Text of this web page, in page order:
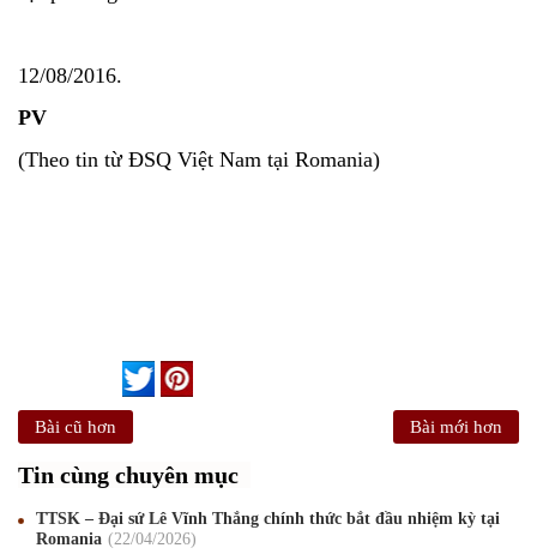
12/08/2016.
PV
(Theo tin từ ĐSQ Việt Nam tại Romania)
Bài cũ hơn Bài mới hơn
Tin cùng chuyên mục
TTSK – Đại sứ Lê Vĩnh Thắng chính thức bắt đầu nhiệm kỳ tại
Romania
22/04/2026